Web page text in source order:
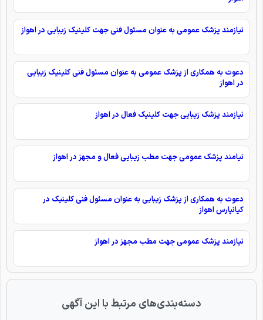
نیازمند پزشک عمومی به عنوان مسئول فنی جهت کلینیک زیبایی در اهواز
دعوت به همکاری از پزشک عمومی به عنوان مسئول فنی کلینیک زیبایی
در اهواز
نیازمند پزشک زیبایی جهت کلینیک فعال در اهواز
نیامند پزشک عمومی جهت مطب زیبایی فعال و مجهز در اهواز
دعوت به همکاری از پزشک زیبایی به عنوان مسئول فنی کلینیک در
کیانپارس اهواز
نیازمند پزشک عمومی جهت مطب مجهز در اهواز
دسته‌بندی‌های مرتبط با این آگهی